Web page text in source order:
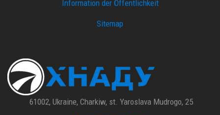
Information der Öffentlichkeit
Sitemap
61002, Ukraine, Charkiw, st. Yaroslava Mudrogo, 25